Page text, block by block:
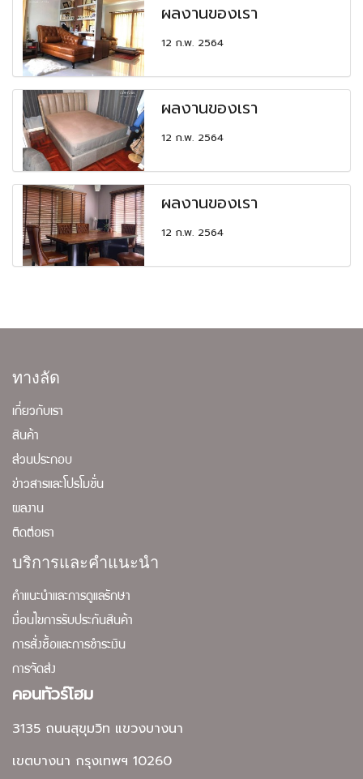
ผลงานของเรา
12 ก.พ. 2564
ผลงานของเรา
12 ก.พ. 2564
ผลงานของเรา
12 ก.พ. 2564
ทางลัด
เกี่ยวกับเรา
สินค้า
ส่วนประกอบ
ข่าวสารและโปรโมชั่น
ผลงาน
ติดต่อเรา
บริการและคำแนะนำ
คำแนะนำและการดูแลรักษา
เงื่อนไขการรับประกันสินค้า
การสั่งซื้อและการชำระเงิน
การจัดส่ง
คอนทัวร์โฮม
3135 ถนนสุขุมวิท แขวงบางนา
เขตบางนา กรุงเทพฯ 10260